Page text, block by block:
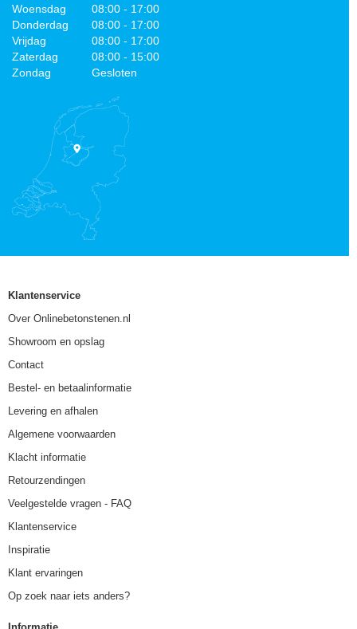
Woensdag
08:00 - 17:00
Donderdag
08:00 - 17:00
Vrijdag
08:00 - 17:00
Zaterdag
08:00 - 15:00
Zondag
Gesloten
Klantenservice
Over Onlinebetonstenen.nl
Showroom en opslag
Contact
Bestel- en betaalinformatie
Levering en afhalen
Algemene voorwaarden
Klacht informatie
Retourzendingen
Veelgestelde vragen - FAQ
Klantenservice
Inspiratie
Klant ervaringen
Op zoek naar iets anders?